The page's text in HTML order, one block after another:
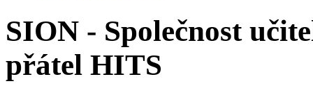
SION - Společnost
přátel HITS